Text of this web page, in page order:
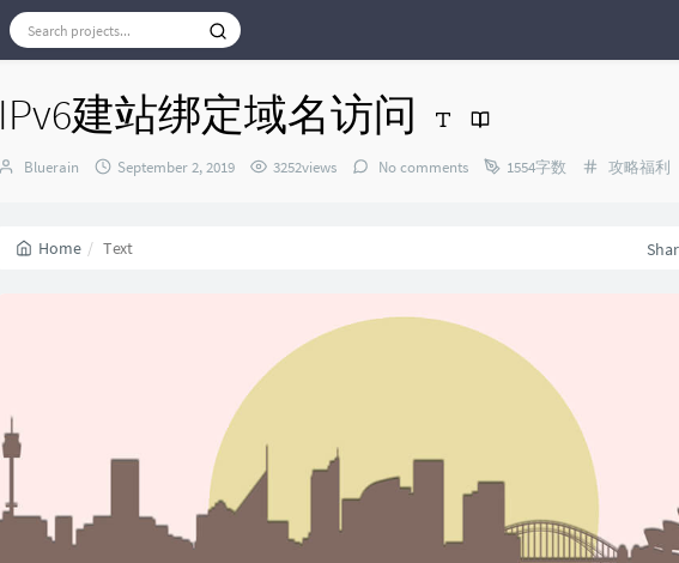
IPv6建站绑定域名访问
Author：
Bluerain
发
September 2, 2019 3252views No comments 1554字数 Categories
攻略福利
Home Text